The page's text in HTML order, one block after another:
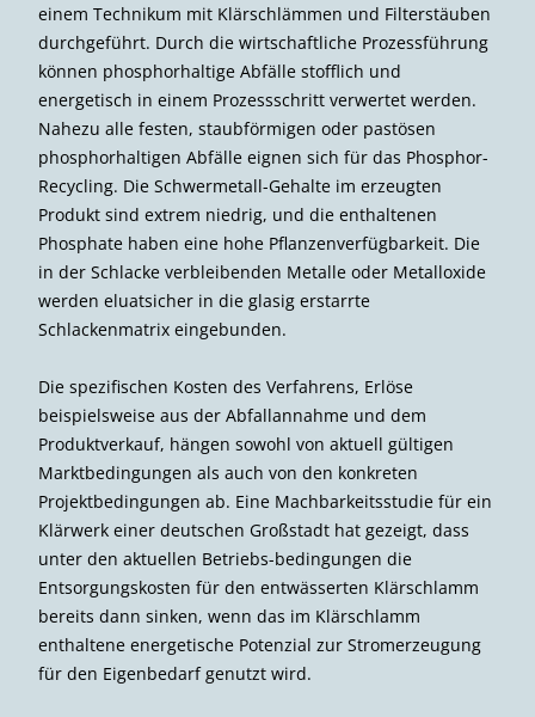
einem Technikum mit Klärschlämmen und Filterstäuben
durchgeführt. Durch die wirtschaftliche Prozessführung
können phosphorhaltige Abfälle stofflich und
energetisch in einem Prozessschritt verwertet werden.
Nahezu alle festen, staubförmigen oder pastösen
phosphorhaltigen Abfälle eignen sich für das Phosphor-
Recycling. Die Schwermetall-Gehalte im erzeugten
Produkt sind extrem niedrig, und die enthaltenen
Phosphate haben eine hohe Pflanzenverfügbarkeit. Die
in der Schlacke verbleibenden Metalle oder Metalloxide
werden eluatsicher in die glasig erstarrte
Schlackenmatrix eingebunden.
Die spezifischen Kosten des Verfahrens, Erlöse
beispielsweise aus der Abfallannahme und dem
Produktverkauf, hängen sowohl von aktuell gültigen
Marktbedingungen als auch von den konkreten
Projektbedingungen ab. Eine Machbarkeitsstudie für ein
Klärwerk einer deutschen Großstadt hat gezeigt, dass
unter den aktuellen Betriebs-bedingungen die
Entsorgungskosten für den entwässerten Klärschlamm
bereits dann sinken, wenn das im Klärschlamm
enthaltene energetische Potenzial zur Stromerzeugung
für den Eigenbedarf genutzt wird.